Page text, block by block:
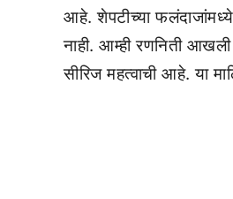
आहे. शेपटीच्या
नाही. आम्ही रणनिती
सीरिज महत्वाची आहे. या